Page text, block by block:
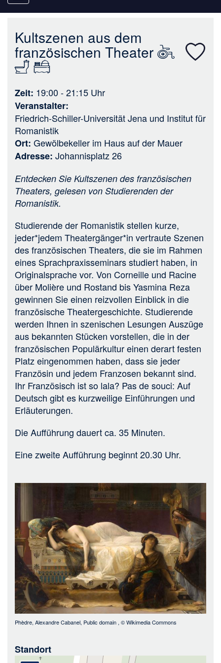
navigation
Kultszenen aus dem
französischen Theater
Zeit 19:00 - 21:15 Uhr
Veranstalter
Friedrich-Schiller-Universität Jena und Institut für
Romanistik
Ort Gewölbekeller im Haus auf der Mauer
Adresse Johannisplatz 26
Entdecken Sie Kultszenen des französischen
Theaters, gelesen von Studierenden der
Romanistik.
Studierende der Romanistik stellen kurze,
jeder*jedem Theatergänger*in vertraute Szenen
des französischen Theaters, die sie im Rahmen
eines Sprachpraxisseminars studiert haben, in
Originalsprache vor. Von Corneille und Racine
über Molière und Rostand bis Yasmina Reza
gewinnen Sie einen reizvollen Einblick in die
französische Theatergeschichte. Studierende
werden Ihnen in szenischen Lesungen Auszüge
aus bekannten Stücken vorstellen, die in der
französischen Populärkultur einen derart festen
Platz eingenommen haben, dass sie jeder
Französin und jedem Franzosen bekannt sind.
Ihr Französisch ist so lala? Pas de souci: Auf
Deutsch gibt es kurzweilige Einführungen und
Erläuterungen.
Die Aufführung dauert ca. 35 Minuten.
Eine zweite Aufführung beginnt 20.30 Uhr.
Bild
Phèdre, Alexandre Cabanel, Public domain , ©Wikimedia Commons
Standort